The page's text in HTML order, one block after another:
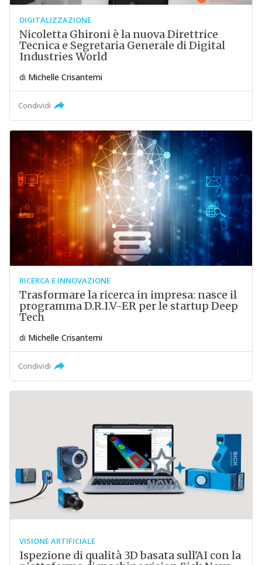
DIGITALIZZAZIONE
Nicoletta Ghironi è la nuova Direttrice
Tecnica e Segretaria Generale di Digital
Industries World
di Michelle Crisantemi
Condividi
RICERCA E INNOVAZIONE
Trasformare la ricerca in impresa: nasce il
programma D.R.I.V-ER per le startup Deep
Tech
di Michelle Crisantemi
Condividi
VISIONE ARTIFICIALE
Ispezione di qualità 3D basata sull'AI con la